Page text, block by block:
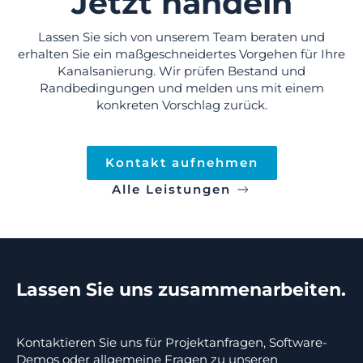
Lassen Sie sich von unserem Team beraten und
erhalten Sie ein maßgeschneidertes Vorgehen für Ihre
Kanalsanierung. Wir prüfen Bestand und
Randbedingungen und melden uns mit einem
konkreten Vorschlag zurück.
Kontakt aufnehmen
Alle Leistungen
Lassen Sie uns zusammenarbeiten.
Kontaktieren Sie uns für Projektanfragen, Software-
Demos oder allgemeine Fragen zu unseren